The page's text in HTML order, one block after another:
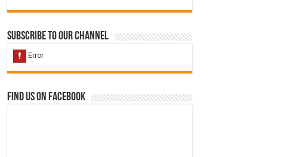
Subscribe to our Channel
Find us on Facebook